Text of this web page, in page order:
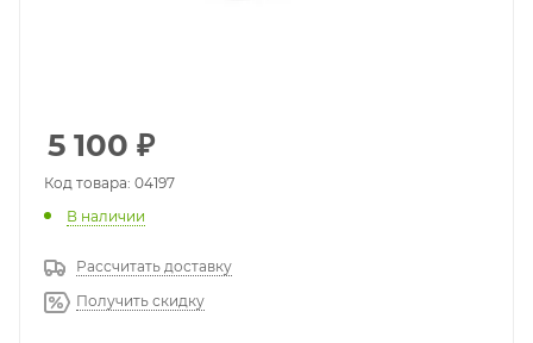
5 100 ₽
Код товара: 04197
В наличии
Рассчитать доставку
Получить скидку